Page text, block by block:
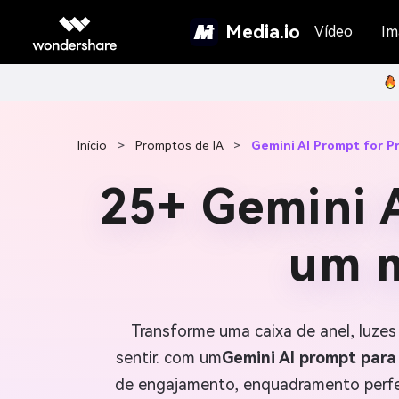
Media.io Vídeo
Início > Promptos de IA > Gemini AI Prompt for
25+ Gemini
um
Transforme uma caixa de anel,
sentir. com umGemini AI prompt
de engajamento, enquadramento